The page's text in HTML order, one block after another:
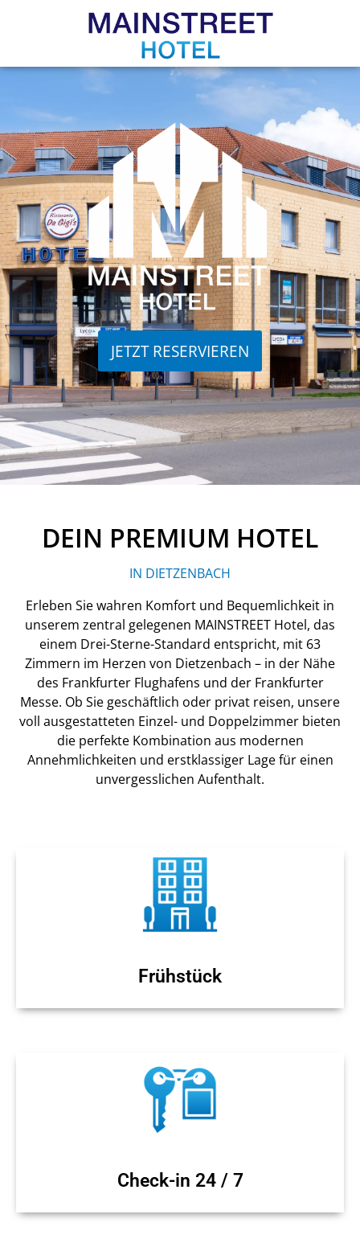
JETZT RESERVIEREN
DEIN PREMIUM HOTEL
IN DIETZENBACH
Erleben Sie wahren Komfort und Bequemlichkeit in
unserem zentral gelegenen MAINSTREET Hotel, das
einem Drei-Sterne-Standard entspricht, mit 63
Zimmern im Herzen von Dietzenbach – in der Nähe
des Frankfurter Flughafens und der Frankfurter
Messe. Ob Sie geschäftlich oder privat reisen, unsere
voll ausgestatteten Einzel- und Doppelzimmer bieten
die perfekte Kombination aus modernen
Annehmlichkeiten und erstklassiger Lage für einen
unvergesslichen Aufenthalt.
Frühstück
Check-in 24 / 7